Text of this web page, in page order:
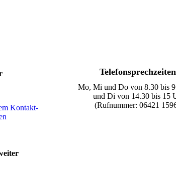
Kon­takt­
Telefonsprechzeiten
Mo, Mi und Do von 8.30 bis
und Di von 14.30 bis 15
(Rufnummer: 06421